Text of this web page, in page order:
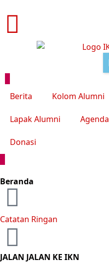
Berita Kolom Alumni
Lapak Alumni Agenda
Donasi
Beranda
Catatan Ringan
JALAN JALAN KE IKN